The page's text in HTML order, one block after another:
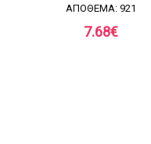
ΑΠΟΘΕΜΑ: 921
7.68€